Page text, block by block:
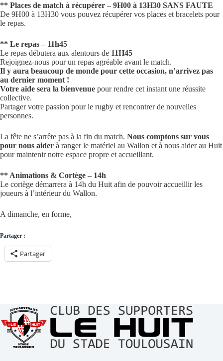
** Places de match à récupérer – 9H00 à 13H30 SANS FAUTE
De 9H00 à 13H30 vous pouvez récupérer vos places et bracelets pour
le repas.
** Le repas – 11h45
Le repas débutera aux alentours de 11H45
Rejoignez-nous pour un repas agréable avant le match.
Il y aura beaucoup de monde pour cette occasion, n’arrivez pas
au dernier moment !
Votre aide sera la bienvenue pour rendre cet instant une réussite
collective.
Partager votre passion pour le rugby et rencontrer de nouvelles
personnes.
La fête ne s’arrête pas à la fin du match. Nous comptons sur vous
pour nous aider à ranger le matériel au Wallon et à nous aider au Huit
pour maintenir notre espace propre et accueillant.
** Animations & Cortège – 14h
Le cortège démarrera à 14h du Huit afin de pouvoir accueillir les
joueurs à l’intérieur du Wallon.
A dimanche, en forme,
Partager :
Partager